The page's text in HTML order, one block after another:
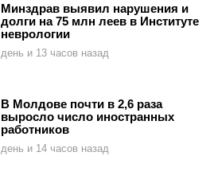
Минздрав выявил нарушения и
долги на 75 млн леев в Институте
неврологии
день и 13 часов назад
В Молдове почти в 2,6 раза
выросло число иностранных
работников
день и 14 часов назад